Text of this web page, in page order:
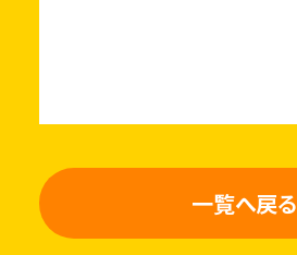
一覧へ戻る